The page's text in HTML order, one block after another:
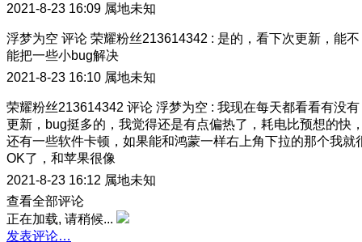
2021-8-23 16:09 属地未知
浮梦为空 评论 荣耀粉丝213614342 : 是的，看下次更新，能不
能把一些小bug解决
2021-8-23 16:10 属地未知
荣耀粉丝213614342 评论 浮梦为空 : 我现在每天都看看有没有
更新，bug挺多的，我觉得还是有点偏热了，耗电比预想的快
还有一些软件卡顿，如果能和鸿蒙一样右上角下拉的那个我就
OK了，和苹果很像
2021-8-23 16:12 属地未知
查看全部评论
正在加载, 请稍候...
发表评论…